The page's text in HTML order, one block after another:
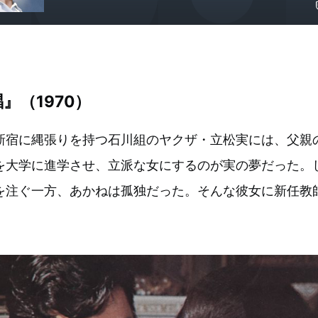
（1970）
宿に縄張りを持つ石川組のヤクザ・立松実には、父親
大学に進学させ、立派な女にするのが実の夢だった。
注ぐ一方、あかねは孤独だった。そんな彼女に新任教